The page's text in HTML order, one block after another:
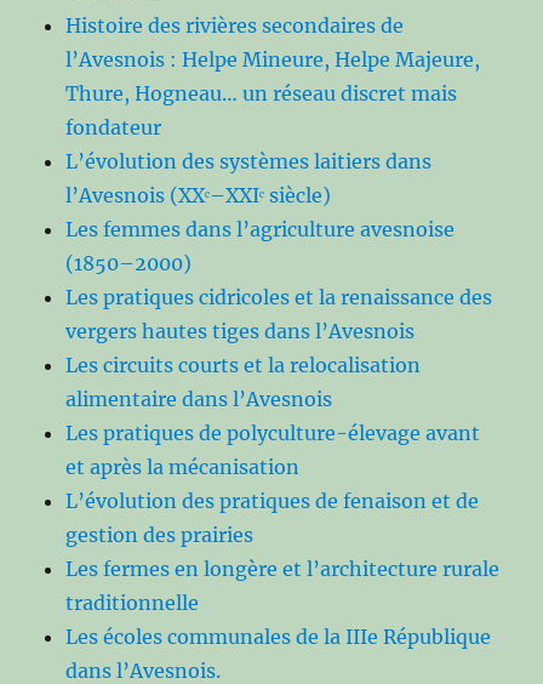
Histoire des rivières secondaires de
l’Avesnois : Helpe Mineure, Helpe Majeure,
Thure, Hogneau… un réseau discret mais
fondateur
L’évolution des systèmes laitiers dans
l’Avesnois (XXᵉ–XXIᵉ siècle)
Les femmes dans l’agriculture avesnoise
(1850–2000)
Les pratiques cidricoles et la renaissance des
vergers hautes tiges dans l’Avesnois
Les circuits courts et la relocalisation
alimentaire dans l’Avesnois
Les pratiques de polyculture-élevage avant
et après la mécanisation
L’évolution des pratiques de fenaison et de
gestion des prairies
Les fermes en longère et l’architecture rurale
traditionnelle
Les écoles communales de la IIIe République
dans l’Avesnois.